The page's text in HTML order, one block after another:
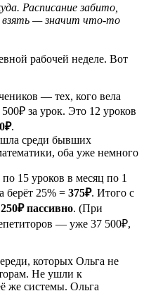
Расписание забито,
взять — значит что-то
рабочей неделе. Вот
— тех, кого вела
за урок. Это 12 уроков
.
среди бывших
оба уже немного
15 уроков в месяц по 1
берёт 25% = 375₽. Итого с
пассивно. (При
— уже 37 500₽,
которых Ольга не
Не ушли к
же системы. Ольга